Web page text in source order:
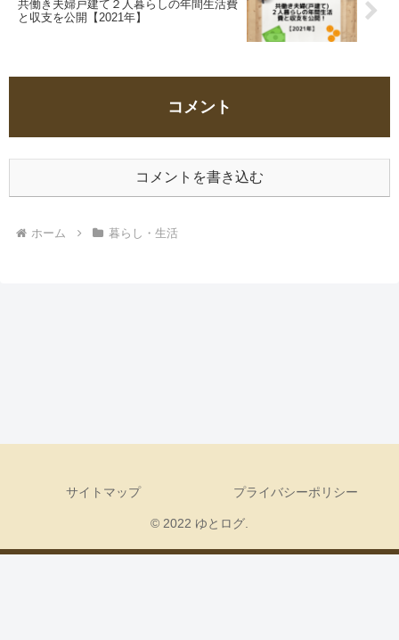
共働き夫婦戸建て２人暮らしの年間生活費
と収支を公開【2021年】
コメント
コメントを書き込む
ホーム 暮らし・生活
サイトマップ プライバシーポリシー
© 2022 ゆとログ.